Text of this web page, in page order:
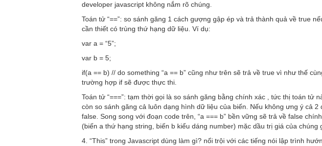
developer javascript không nắm rõ chúng.
Toán tử “==”: so sánh găng 1 cách gượng gập ép và trả thành quả về true
cần thiết có trùng thứ hạng dữ liệu. Ví dụ:
var a = “5”;
var b = 5;
if(a == b) // do something “a == b” cũng như trên sẽ trả về true vì như thế
trường hợp if sẽ được thực thi.
Toán tử “===”: tạm thời gọi là so sánh găng bằng chính xác , tức thị toán tử
còn so sánh găng cả luôn dạng hình dữ liệu của biến. Nếu không ưng ý cả
false. Song song với đoạn code trên, “a === b” bền vững sẽ trả về false
(biến a thứ hạng string, biến b kiểu dáng number) mặc dầu trị giá của chúng
4. “This” trong Javascript dùng làm gì? nổi trội với các tiếng nói lập trình